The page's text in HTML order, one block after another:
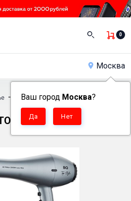
0
Москва
Ваш город Москва?
- Фены - Фен BQ HD2019B TOP STYLE
STYLE COLLECTION